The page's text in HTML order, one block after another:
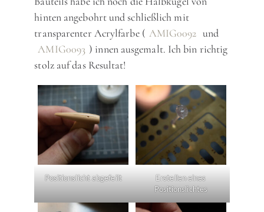
hinten angebohrt und schließlich mit
transparenter Acrylfarbe ( AMIG0092 und
AMIG0093 ) innen ausgemalt. Ich bin richtig
stolz auf das Resultat!
Positionslicht abgefeilt
Erstellen eines
Positionslichtes